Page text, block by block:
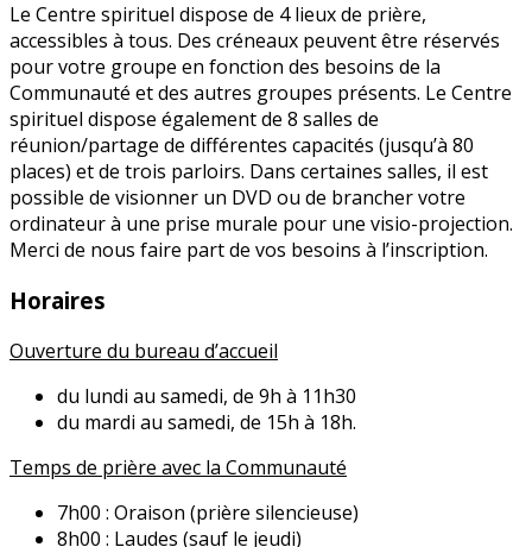
Le Centre spirituel dispose de 4 lieux de prière,
accessibles à tous. Des créneaux peuvent être réservés
pour votre groupe en fonction des besoins de la
Communauté et des autres groupes présents. Le Centre
spirituel dispose également de 8 salles de
réunion/partage de différentes capacités (jusqu’à 80
places) et de trois parloirs. Dans certaines salles, il est
possible de visionner un DVD ou de brancher votre
ordinateur à une prise murale pour une visio-projection.
Merci de nous faire part de vos besoins à l’inscription.
Horaires
Ouverture du bureau d’accueil
du lundi au samedi, de 9h à 11h30
du mardi au samedi, de 15h à 18h.
Temps de prière avec la Communauté
7h00 : Oraison (prière silencieuse)
8h00 : Laudes (sauf le jeudi)